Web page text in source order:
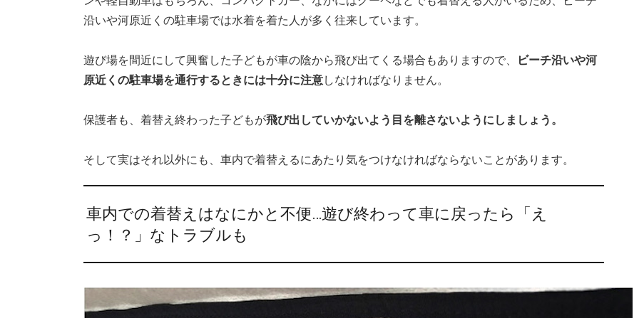
沿いや河原近くの駐車場では水着を着た人が多く往来しています。
遊び場を間近にして興奮した子どもが車の陰から飛び出てくる場合もありますので、
ビーチ沿いや河
原近くの駐車場を通行するときには十分に注意しなければなりません。
保護者も、着替え終わった子どもが飛び出していかないよう目を離さないようにしましょう。
そして実はそれ以外にも、車内で着替えるにあたり気をつけなければならないことがあります。
車内での着替えはなにかと不便…遊び終わって車に戻ったら「え
っ！？」なトラブルも